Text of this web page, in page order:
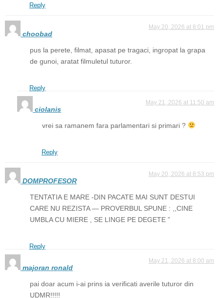
Reply
choobad
May 20, 2026 at 8:01 pm
pus la perete, filmat, apasat pe tragaci, ingropat la grapa
de gunoi, aratat filmuletul tuturor.
Reply
ciolanis
May 21, 2026 at 11:50 am
vrei sa ramanem fara parlamentari si primari ?
Reply
DOMPROFESOR
May 20, 2026 at 8:53 pm
TENTATIA E MARE -DIN PACATE MAI SUNT DESTUI
CARE NU REZISTA — PROVERBUL SPUNE : ,,CINE
UMBLA CU MIERE , SE LINGE PE DEGETE ”
Reply
majoran ronald
May 21, 2026 at 8:00 am
pai doar acum i-ai prins ia verificati averile tuturor din
UDMR!!!!!